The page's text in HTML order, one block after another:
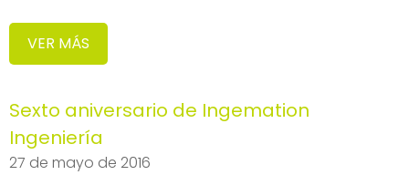
VER MÁS
Sexto aniversario de Ingemation
Ingeniería
27 de mayo de 2016